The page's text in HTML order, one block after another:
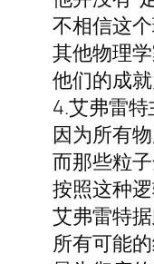
不相信这
其他物理
他们的成
4.艾弗雷
因为所有
而那些粒
按照这种
艾弗雷特
所有可能